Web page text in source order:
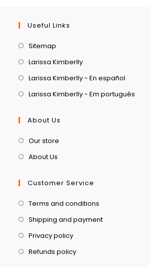
Useful Links
Sitemap
Larissa Kimberlly
Larissa Kimberlly - En español
Larissa Kimberlly - Em português
About Us
Our store
About Us
Customer Service
Terms and conditions
Shipping and payment
Privacy policy
Refunds policy